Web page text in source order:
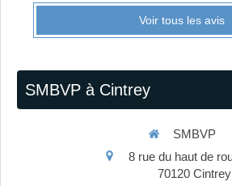
Voir tous les avis
SMBVP à Cintrey
SMBVP
8 rue du haut de
70120 Cintrey